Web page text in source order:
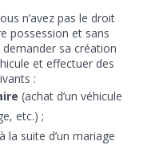
n’avez pas le droit
possession et sans
sa création
et effectuer des
:
(achat d’un véhicule
etc.) ;
à la suite d’un mariage